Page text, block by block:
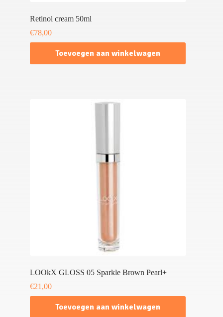
Retinol cream 50ml
€78,00
Toevoegen aan winkelwagen
LOOkX GLOSS 05 Sparkle Brown Pearl+
€21,00
Toevoegen aan winkelwagen